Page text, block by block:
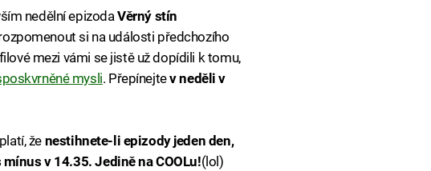
nedělní epizodaVěrný stín
si na události předchozího
mezi vámi se jistě už dopídili k tomu,
mysli. Přepínejtev neděli v
ženestihnete-li epizody jeden den,
v 14.35. Jedině na COOLu!(lol)